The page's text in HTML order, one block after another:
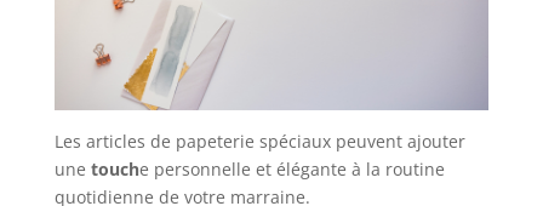
Les articles de papeterie spéciaux peuvent ajouter
une touche personnelle et élégante à la routine
quotidienne de votre marraine.